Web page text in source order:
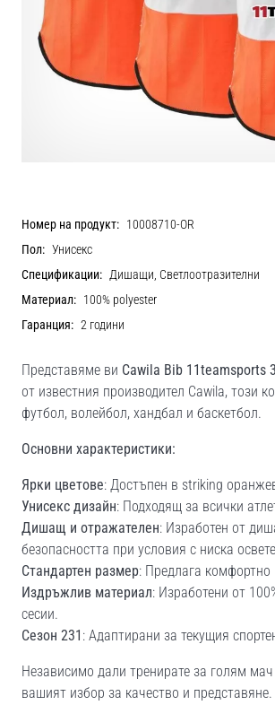
Номер на продукт: 10008710-OR
Пол: Унисекс
Спецификации: Дишащи, Светлоотразителни
Материал: 100% polyester
Гаранция: 2 години
Представяме ви Cawila Bib 11teamsports
от известния производител Cawila, този
футбол, волейбол, хандбал и баскетбол.
Основни характеристики:
Ярки цветове: Достъпен в striking
Унисекс дизайн: Подходящ за всички
Дишащ и отражателен: Изработен от
безопасността при условия с ниска
Стандартен размер: Предлага комфортно
Издръжлив материал: Изработени от
сесии.
Сезон 231 : Адаптирани за текущия
Независимо дали тренирате за голям
вашият избор за качество и